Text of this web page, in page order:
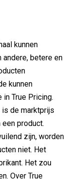
kunnen
betere en
kunnen
True Pricing.
is de marktprijs
product.
zijn, worden
niet. Het
Het zou
Over True